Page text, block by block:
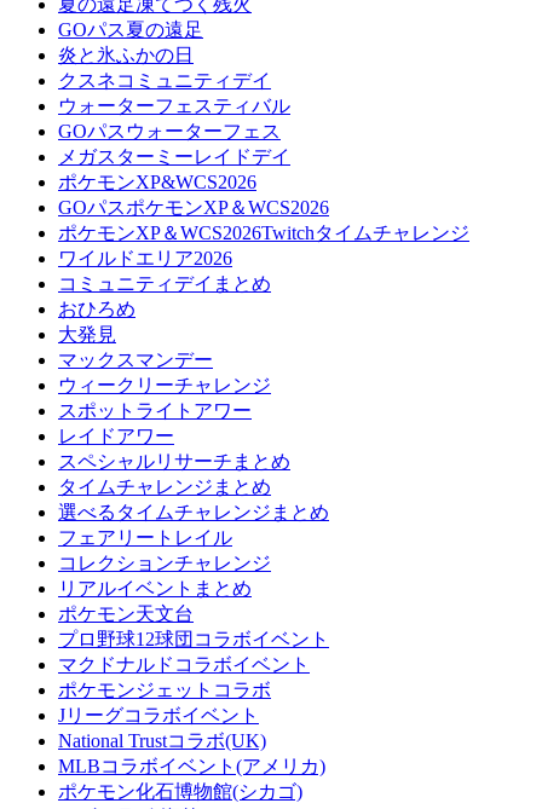
夏の遠足凍てつく残火
GOパス夏の遠足
炎と氷ふかの日
クスネコミュニティデイ
ウォーターフェスティバル
GOパスウォーターフェス
メガスターミーレイドデイ
ポケモンXP&WCS2026
GOパスポケモンXP＆WCS2026
ポケモンXP＆WCS2026Twitchタイムチャレンジ
ワイルドエリア2026
コミュニティデイまとめ
おひろめ
大発見
マックスマンデー
ウィークリーチャレンジ
スポットライトアワー
レイドアワー
スペシャルリサーチまとめ
タイムチャレンジまとめ
選べるタイムチャレンジまとめ
フェアリートレイル
コレクションチャレンジ
リアルイベントまとめ
ポケモン天文台
プロ野球12球団コラボイベント
マクドナルドコラボイベント
ポケモンジェットコラボ
Jリーグコラボイベント
National Trustコラボ(UK)
MLBコラボイベント(アメリカ)
ポケモン化石博物館(シカゴ)